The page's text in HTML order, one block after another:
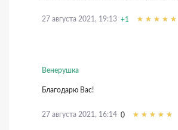
27 августа 2021, 19:13 +1
Венерушка
Благодарю Вас!
27 августа 2021, 16:14 0